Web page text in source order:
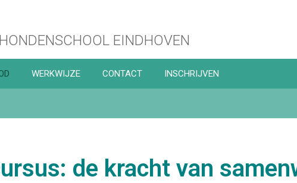
HONDENSCHOOL EINDHOVEN
WERKWIJZE CONTACT INSCHRIJVEN
de kracht van